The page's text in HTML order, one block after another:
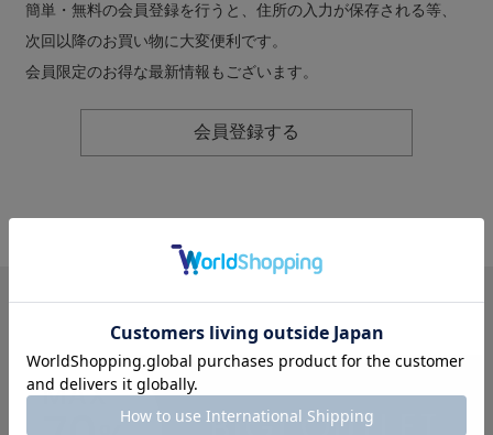
簡単・無料の会員登録を行うと、住所の入力が保存される等、
次回以降のお買い物に大変便利です。
会員限定のお得な最新情報もございます。
会員登録する